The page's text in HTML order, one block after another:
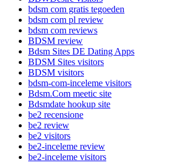
bdsm com gratis tegoeden
bdsm com pl review
bdsm com reviews
BDSM review
Bdsm Sites DE Dating Apps
BDSM Sites visitors
BDSM visitors
bdsm-com-inceleme visitors
Bdsm.Com meetic site
Bdsmdate hookup site
be2 recensione
be2 review
be2 visitors
be2-inceleme review
be2-inceleme visitors